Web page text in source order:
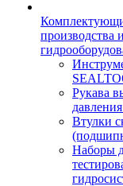
производства
Рукава
Втулки
Наборы